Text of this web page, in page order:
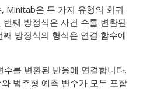
Minitab은 두 가지 유형의 회귀
째 방정식은 사건 수를 변환된
방정식의 형식은 연결 함수에
를 변환된 반응에 연결합니다.
범주형 예측 변수가 모두 포함